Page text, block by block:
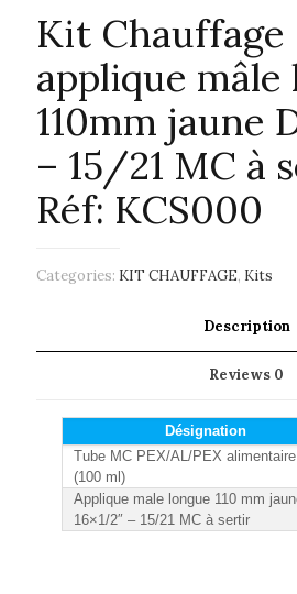
Kit Chauffage
applique mâle
110mm jaune
– 15/21 MC à
Réf: KCS000
Categories: KIT CHAUFFAGE, Kits
Description
Reviews 0
Désignation
Tube MC PEX/AL/PEX
(100 ml)
Applique male longue 110 mm
16×1/2″ – 15/21 MC à sertir